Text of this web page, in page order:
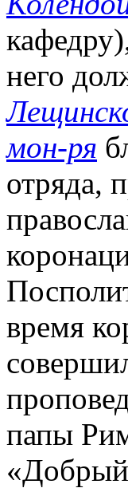
него
мон-ря
отряда,
время
папы